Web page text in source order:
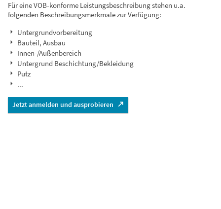
Für eine VOB-konforme Leistungsbeschreibung stehen u.a.
folgenden Beschreibungsmerkmale zur Verfügung:
Untergrundvorbereitung
Bauteil, Ausbau
Innen-/Außenbereich
Untergrund Beschichtung/Bekleidung
Putz
...
Jetzt anmelden und ausprobieren